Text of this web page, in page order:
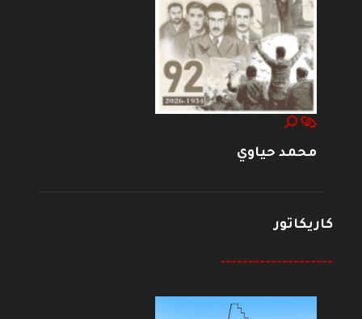
محمد حياوي
كاريكاتور
--------------------